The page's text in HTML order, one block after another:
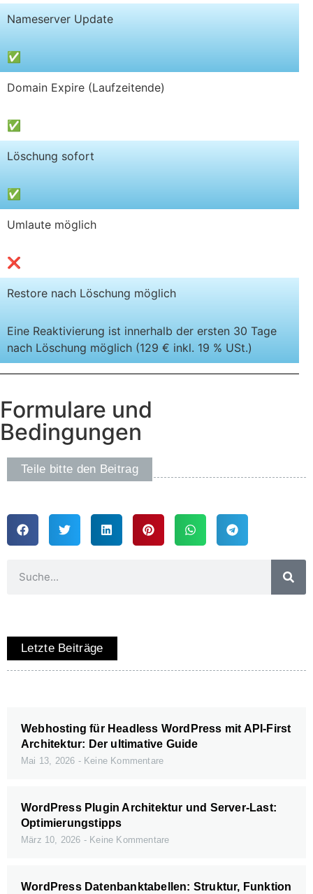
Nameserver Update
✅
Domain Expire (Laufzeitende)
✅
Löschung sofort
✅
Umlaute möglich
❌
Restore nach Löschung möglich
Eine Reaktivierung ist innerhalb der ersten 30 Tage
nach Löschung möglich (129 € inkl. 19 % USt.)
Formulare und
Bedingungen
Teile bitte den Beitrag
Letzte Beiträge
Webhosting für Headless WordPress mit API-First
Architektur: Der ultimative Guide
Mai 13, 2026 Keine Kommentare
WordPress Plugin Architektur und Server-Last:
Optimierungstipps
März 10, 2026 Keine Kommentare
WordPress Datenbanktabellen: Struktur, Funktion